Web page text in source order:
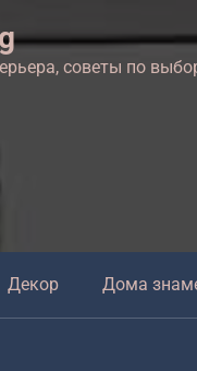
советы по
Декор Дома